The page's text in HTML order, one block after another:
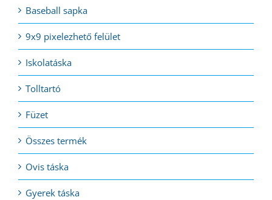
Baseball sapka
9x9 pixelezhető felület
Iskolatáska
Tolltartó
Füzet
Összes termék
Ovis táska
Gyerek táska